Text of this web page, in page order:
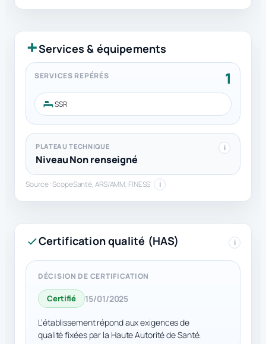
Services & équipements
SERVICES REPÉRÉS 1
SSR
PLATEAU TECHNIQUE
Niveau Non renseigné
i
Source : ScopeSanté, ARS/AMM, FINESS i
Certification qualité (HAS) i
DÉCISION DE CERTIFICATION
Certifié 15/01/2025
L’établissement répond aux exigences de
qualité fixées par la Haute Autorité de Santé.